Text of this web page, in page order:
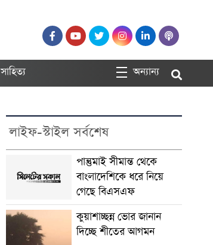
সাহিত্য অন্যান্য
লাইফ-স্টাইল সর্বশেষ
পান্তুমাই সীমান্ত থেকে
বাংলাদেশিকে ধরে নিয়ে
গেছে বিএসএফ
কুয়াশাচ্ছন্ন ভোর জানান
দিচ্ছে শীতের আগমন